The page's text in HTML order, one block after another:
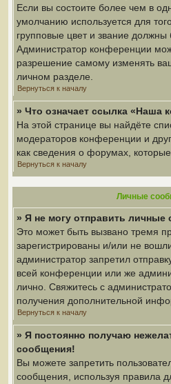
Если вы состоите более чем в
умолчанию используется для
групповые цвет и звание должны
Администратор конференции
разрешение самому изменять
личном разделе.
Вернуться к началу
» Что означает ссылка «Наша
На этой странице вы найдёте
модераторов конференции и
как сведения о форумах,
Вернуться к началу
Личные
» Я не могу отправить личные
Это может быть вызвано тремя
зарегистрированы и/или не
администратор запретил
всей конференции или же
лично. Свяжитесь с
получения дополнительной
Вернуться к началу
» Я постоянно получаю
сообщения!
Вы можете запретить
сообщения, используя правила